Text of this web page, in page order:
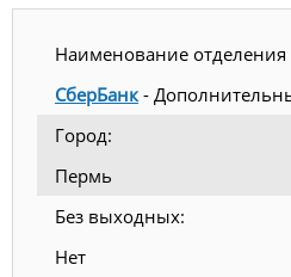
Наименование отделения
СберБанк -
Город:
Пермь
Без выходных:
Нет